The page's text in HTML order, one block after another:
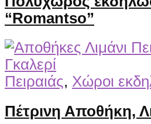
“Romantso”
Γκαλερί
Πειραιάς, Χώροι
Πέτρινη Αποθήκη,